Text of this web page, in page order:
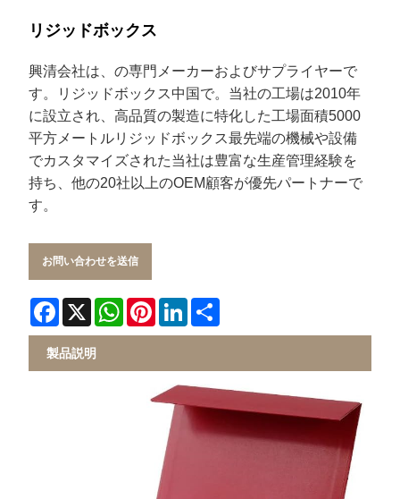
リジッドボックス
興清会社は、の専門メーカーおよびサプライヤーで
す。
リジッドボックス中国で。当社の工場は2010年
に設立され、高品質の製造に特化した工場面積5000
平方メートルリジッドボックス最先端の機械や設備
でカスタマイズされた当社は豊富な生産管理経験を
持ち、他の20社以上のOEM顧客が優先パートナーで
す。
お問い合わせを送信
Facebook
X WhatsApp
PinterestLinkedIn
製品説明